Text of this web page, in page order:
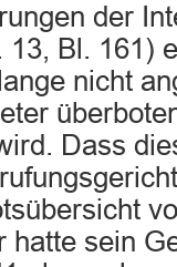
der
13, Bl. 161)
nicht
Dass
hatte sein